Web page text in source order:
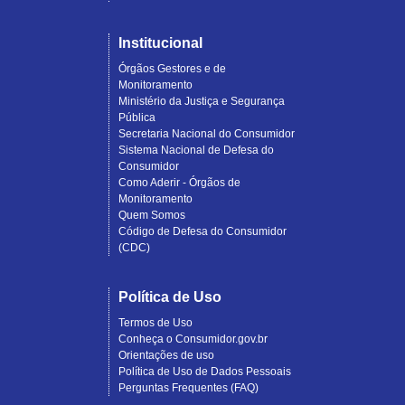
Institucional
Órgãos Gestores e de
Monitoramento
Ministério da Justiça e Segurança
Pública
Secretaria Nacional do Consumidor
Sistema Nacional de Defesa do
Consumidor
Como Aderir - Órgãos de
Monitoramento
Quem Somos
Código de Defesa do Consumidor
(CDC)
Política de Uso
Termos de Uso
Conheça o Consumidor.gov.br
Orientações de uso
Política de Uso de Dados Pessoais
Perguntas Frequentes (FAQ)